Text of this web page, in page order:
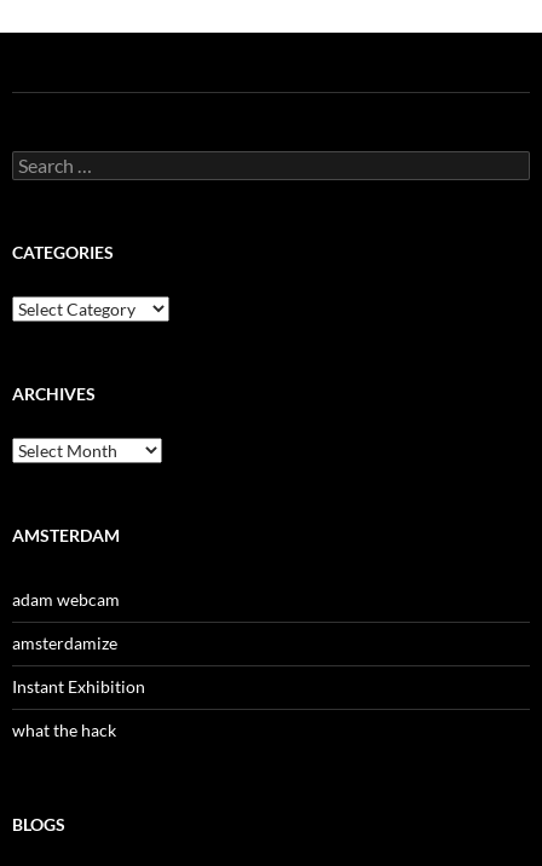
Search
for:
CATEGORIES
Categories
ARCHIVES
Archives
AMSTERDAM
adam webcam
amsterdamize
Instant Exhibition
what the hack
BLOGS